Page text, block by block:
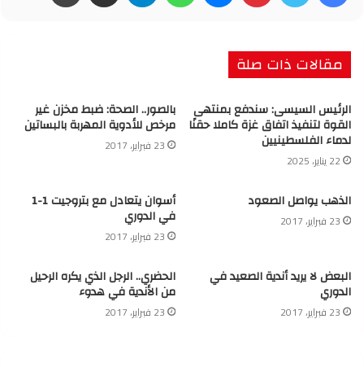
مقالات ذات صلة
الرئيس السيسى: سندفع بمنتهى
القوة لتنفيذ اتفاق غزة كاملا حقنًا
لدماء الفلسطينيين
22 يناير، 2025
بالصور.. الصحة: ضبط مخزن غير
مرخص للأدوية المهربة بالبساتين
23 فبراير، 2017
الذهب يواصل الصعود
23 فبراير، 2017
أسوان يتعادل مع بتروجيت 1-1
في الدوري
23 فبراير، 2017
البعض لا يريد أندية الصعيد في
الدوري
23 فبراير، 2017
الحضري.. الرجل الذي يكره الرحيل
من الأندية في هدوء
23 فبراير، 2017